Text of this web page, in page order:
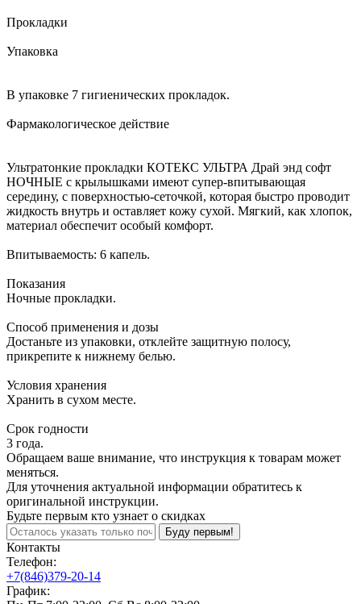
Прокладки
Упаковка
В упаковке 7 гигиенических прокладок.
Фармакологическое действие
Ультратонкие прокладки КОТЕКС УЛЬТРА Драй энд софт
НОЧНЫЕ с крылышками имеют супер-впитывающая
середину, с поверхностью-сеточкой, которая быстро проводит
жидкость внутрь и оставляет кожу сухой. Мягкий, как хлопок,
материал обеспечит особый комфорт.
Впитываемость: 6 капель.
Показания
Ночные прокладки.
Способ применения и дозы
Достаньте из упаковки, отклейте защитную полосу,
прикрепите к нижнему белью.
Условия хранения
Хранить в сухом месте.
Срок годности
3 года.
Обращаем ваше внимание, что инструкция к товарам может
меняться.
Для уточнения актуальной информации обратитесь к
оригинальной инструкции.
Будьте первым кто узнает о скидках
Буду первым!
Контакты
Телефон:
+7(846)379-20-14
График: